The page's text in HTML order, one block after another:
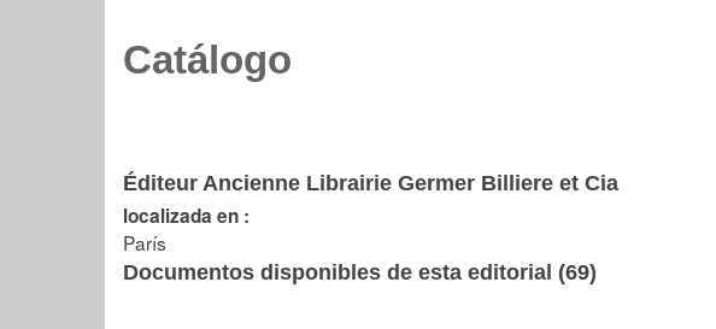
Catálogo
Éditeur Ancienne Librairie Germer Billiere et Cia
localizada en :
París
Documentos disponibles de esta editorial (69)